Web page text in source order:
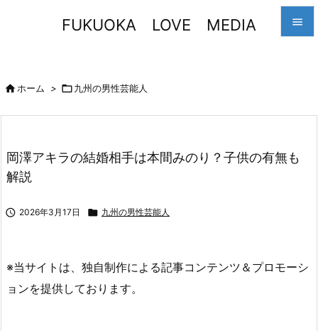
FUKUOKA LOVE MEDIA 

ホーム > 九州の男性芸能人
岡澤アキラの結婚相手は本間みのり？子供の有無も
解説
 2026年3月17日  九州の男性芸能人
※当サイトは、独自制作による記事コンテンツ＆プロモーシ
ョンを提供しております。